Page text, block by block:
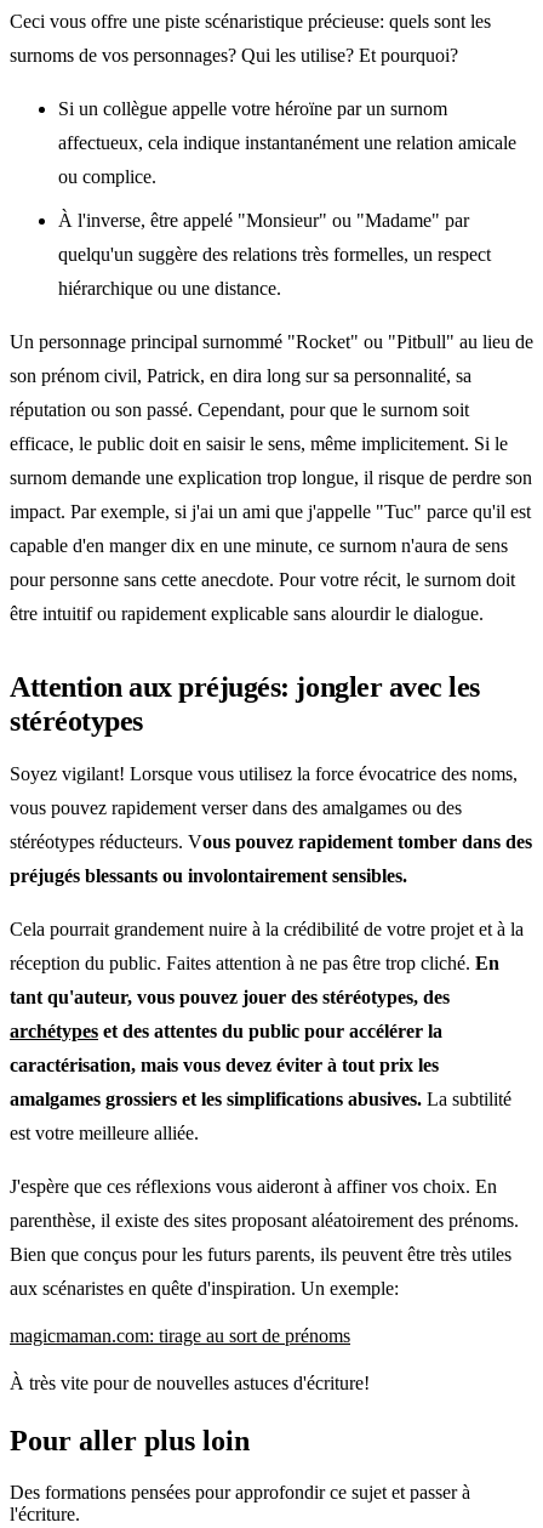
Ceci vous offre une piste scénaristique précieuse: quels sont les
surnoms de vos personnages? Qui les utilise? Et pourquoi?
Si un collègue appelle votre héroïne par un surnom
affectueux, cela indique instantanément une relation amicale
ou complice.
À l'inverse, être appelé "Monsieur" ou "Madame" par
quelqu'un suggère des relations très formelles, un respect
hiérarchique ou une distance.
Un personnage principal surnommé "Rocket" ou "Pitbull" au lieu de
son prénom civil, Patrick, en dira long sur sa personnalité, sa
réputation ou son passé. Cependant, pour que le surnom soit
efficace, le public doit en saisir le sens, même implicitement. Si le
surnom demande une explication trop longue, il risque de perdre son
impact. Par exemple, si j'ai un ami que j'appelle "Tuc" parce qu'il est
capable d'en manger dix en une minute, ce surnom n'aura de sens
pour personne sans cette anecdote. Pour votre récit, le surnom doit
être intuitif ou rapidement explicable sans alourdir le dialogue.
Attention aux préjugés: jongler avec les
stéréotypes
Soyez vigilant! Lorsque vous utilisez la force évocatrice des noms,
vous pouvez rapidement verser dans des amalgames ou des
stéréotypes réducteurs. Vous pouvez rapidement tomber dans des
préjugés blessants ou involontairement sensibles.
Cela pourrait grandement nuire à la crédibilité de votre projet et à la
réception du public. Faites attention à ne pas être trop cliché. En
tant qu'auteur, vous pouvez jouer des stéréotypes, des
archétypes et des attentes du public pour accélérer la
caractérisation, mais vous devez éviter à tout prix les
amalgames grossiers et les simplifications abusives. La subtilité
est votre meilleure alliée.
J'espère que ces réflexions vous aideront à affiner vos choix. En
parenthèse, il existe des sites proposant aléatoirement des prénoms.
Bien que conçus pour les futurs parents, ils peuvent être très utiles
aux scénaristes en quête d'inspiration. Un exemple:
magicmaman.com: tirage au sort de prénoms
À très vite pour de nouvelles astuces d'écriture!
Pour aller plus loin
Des formations pensées pour approfondir ce sujet et passer à
l'écriture.